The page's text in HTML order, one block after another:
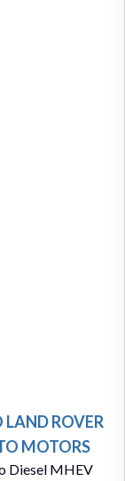
LAND ROVER
MOTORS
Diesel MHEV